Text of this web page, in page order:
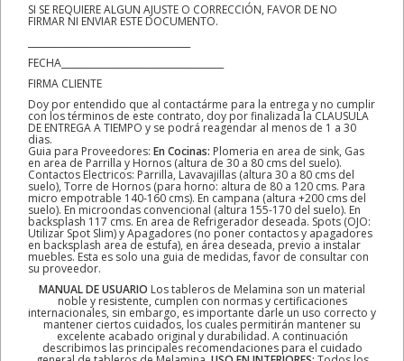
SI SE REQUIERE ALGUN AJUSTE O CORRECCIÓN, FAVOR DE NO
FIRMAR NI ENVIAR ESTE DOCUMENTO.
FECHA____________________________________
FIRMA CLIENTE
Doy por entendido que al contactárme para la entrega y no cumplir
con los términos de este contrato, doy por finalizada la CLAUSULA
DE ENTREGA A TIEMPO y se podrá reagendar al menos de 1 a 30
dias.
Guia para Proveedores: En Cocinas: Plomeria en area de sink, Gas
en area de Parrilla y Hornos (altura de 30 a 80 cms del suelo).
Contactos Electricos: Parrilla, Lavavajillas (altura 30 a 80 cms del
suelo), Torre de Hornos (para horno: altura de 80 a 120 cms. Para
micro empotrable 140-160 cms). En campana (altura +200 cms del
suelo). En microondas convencional (altura 155-170 del suelo). En
backsplash 117 cms. En area de Refrigerador deseada. Spots (OJO:
Utilizar Spot Slim) y Apagadores (no poner contactos y apagadores
en backsplash area de estufa), en área deseada, previo a instalar
muebles. Esta es solo una guia de medidas, favor de consultar con
su proveedor.
MANUAL DE USUARIO Los tableros de Melamina son un material
noble y resistente, cumplen con normas y certificaciones
internacionales, sin embargo, es importante darle un uso correcto y
mantener ciertos cuidados, los cuales permitirán mantener su
excelente acabado original y durabilidad. A continuación
describimos las principales recomendaciones para el cuidado